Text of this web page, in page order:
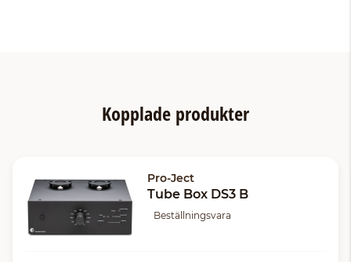
Kopplade produkter
Pro-Ject
Tube Box DS3 B
Beställningsvara